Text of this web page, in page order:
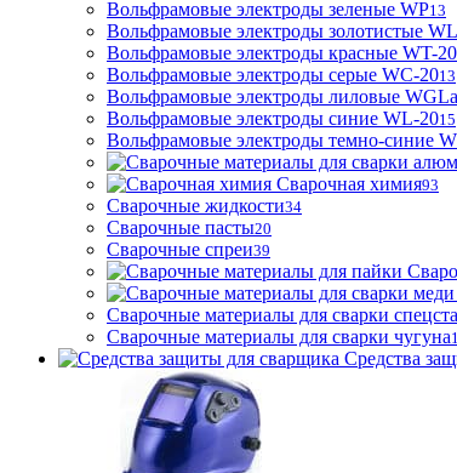
Вольфрамовые электроды зеленые WP13
Вольфрамовые электроды золотистые
Вольфрамовые электроды красные WT-20
Вольфрамовые электроды серые WC-2013
Вольфрамовые электроды лиловые WGLa
Вольфрамовые электроды синие WL-2015
Вольфрамовые электроды темно-синие
Сварочная химия93
Сварочные жидкости34
Сварочные пасты20
Сварочные спреи39
Сварочные материалы для сварки
Сварочные материалы для сварки чугуна
Средства